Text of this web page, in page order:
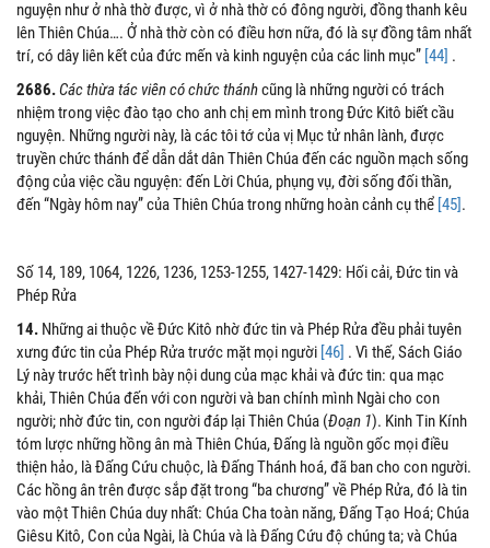
nguyện như ở nhà thờ được, vì ở nhà thờ có đông người, đồng thanh kêu
lên Thiên Chúa…. Ở nhà thờ còn có điều hơn nữa, đó là sự đồng tâm nhất
trí, có dây liên kết của đức mến và kinh nguyện của các linh mục” [44] .
2686.Các thừa tác viên có chức thánhcũng là những người có trách
nhiệm trong việc đào tạo cho anh chị em mình trong Đức Kitô biết cầu
nguyện. Những người này, là các tôi tớ của vị Mục tử nhân lành, được
truyền chức thánh để dẫn dắt dân Thiên Chúa đến các nguồn mạch sống
động của việc cầu nguyện: đến Lời Chúa, phụng vụ, đời sống đối thần,
đến “Ngày hôm nay” của Thiên Chúa trong những hoàn cảnh cụ thể [45].
Số 14, 189, 1064, 1226, 1236, 1253-1255, 1427-1429: Hối cải, Đức tin và
Phép Rửa
14. Những ai thuộc về Đức Kitô nhờ đức tin và Phép Rửa đều phải tuyên
xưng đức tin của Phép Rửa trước mặt mọi người [46] . Vì thế, Sách Giáo
Lý này trước hết trình bày nội dung của mạc khải và đức tin: qua mạc
khải, Thiên Chúa đến với con người và ban chính mình Ngài cho con
người; nhờ đức tin, con người đáp lại Thiên Chúa (Đoạn 1). Kinh Tin Kính
tóm lược những hồng ân mà Thiên Chúa, Đấng là nguồn gốc mọi điều
thiện hảo, là Đấng Cứu chuộc, là Đấng Thánh hoá, đã ban cho con người.
Các hồng ân trên được sắp đặt trong “ba chương” về Phép Rửa, đó là tin
vào một Thiên Chúa duy nhất: Chúa Cha toàn năng, Đấng Tạo Hoá; Chúa
Giêsu Kitô, Con của Ngài, là Chúa và là Đấng Cứu độ chúng ta; và Chúa